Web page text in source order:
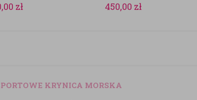
zł 450,00 zł
KRYNICA MORSKA